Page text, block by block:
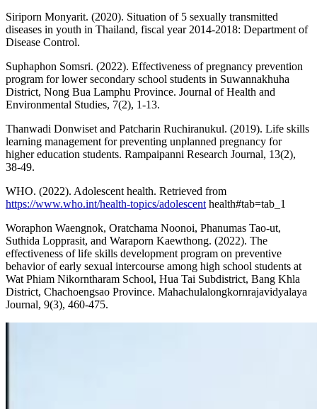
Siriporn Monyarit. (2020). Situation of 5 sexually transmitted
diseases in youth in Thailand, fiscal year 2014-2018: Department of
Disease Control.
Suphaphon Somsri. (2022). Effectiveness of pregnancy prevention
program for lower secondary school students in Suwannakhuha
District, Nong Bua Lamphu Province. Journal of Health and
Environmental Studies, 7(2), 1-13.
Thanwadi Donwiset and Patcharin Ruchiranukul. (2019). Life skills
learning management for preventing unplanned pregnancy for
higher education students. Rampaipanni Research Journal, 13(2),
38-49.
WHO. (2022). Adolescent health. Retrieved from
https://www.who.int/health-topics/adolescent health#tab=tab_1
Woraphon Waengnok, Oratchama Noonoi, Phanumas Tao-ut,
Suthida Lopprasit, and Waraporn Kaewthong. (2022). The
effectiveness of life skills development program on preventive
behavior of early sexual intercourse among high school students at
Wat Phiam Nikorntharam School, Hua Tai Subdistrict, Bang Khla
District, Chachoengsao Province. Mahachulalongkornrajavidyalaya
Journal, 9(3), 460-475.